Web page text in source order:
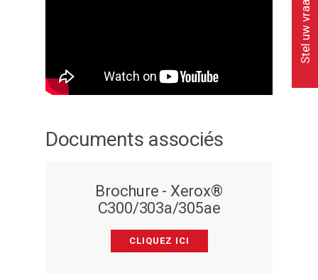
Documents associés
Brochure - Xerox®
C300/303a/305ae
CLIQUEZ ICI
Stel uw vraag